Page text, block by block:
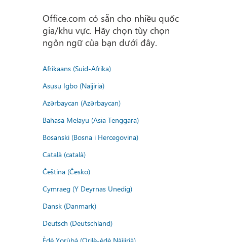
Office.com có sẵn cho nhiều quốc
gia/khu vực. Hãy chọn tùy chọn
ngôn ngữ của bạn dưới đây.
Afrikaans (Suid-Afrika)
Asụsụ Igbo (Naịjịrịa)
Azərbaycan (Azərbaycan)
Bahasa Melayu (Asia Tenggara)
Bosanski (Bosna i Hercegovina)
Català (català)
Čeština (Česko)
Cymraeg (Y Deyrnas Unedig)
Dansk (Danmark)
Deutsch (Deutschland)
Èdè Yorùbá (Orilẹ̀-èdè Nàìjíríà)